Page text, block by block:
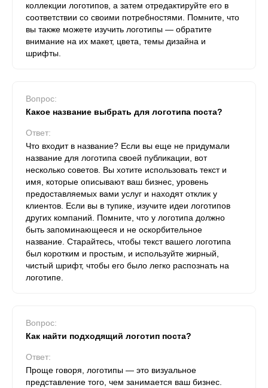
коллекции логотипов, а затем отредактируйте его в
соответствии со своими потребностями. Помните, что
вы также можете изучить логотипы — обратите
внимание на их макет, цвета, темы дизайна и
шрифты.
Вопрос:
Какое название выбрать для логотипа поста?
Ответ:
Что входит в название? Если вы еще не придумали
название для логотипа своей публикации, вот
несколько советов. Вы хотите использовать текст и
имя, которые описывают ваш бизнес, уровень
предоставляемых вами услуг и находят отклик у
клиентов. Если вы в тупике, изучите идеи логотипов
других компаний. Помните, что у логотипа должно
быть запоминающееся и не оскорбительное
название. Старайтесь, чтобы текст вашего логотипа
был коротким и простым, и используйте жирный,
чистый шрифт, чтобы его было легко распознать на
логотипе.
Вопрос:
Как найти подходящий логотип поста?
Ответ:
Проще говоря, логотипы — это визуальное
представление того, чем занимается ваш бизнес.